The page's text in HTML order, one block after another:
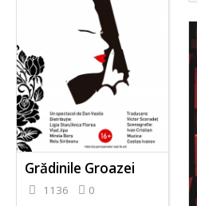
Grădinile Groazei
1136 0